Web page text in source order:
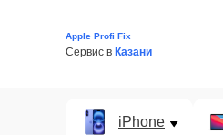
Apple Profi Fix
Сервис в Казани
iPhone